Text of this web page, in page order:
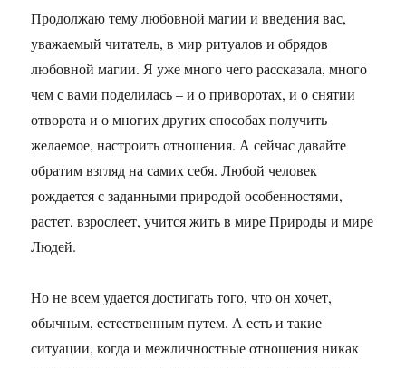
Продолжаю тему любовной магии и введения вас,
уважаемый читатель, в мир ритуалов и обрядов
любовной магии. Я уже много чего рассказала, много
чем с вами поделилась – и о приворотах, и о снятии
отворота и о многих других способах получить
желаемое, настроить отношения. А сейчас давайте
обратим взгляд на самих себя. Любой человек
рождается с заданными природой особенностями,
растет, взрослеет, учится жить в мире Природы и мире
Людей.
Но не всем удается достигать того, что он хочет,
обычным, естественным путем. А есть и такие
ситуации, когда и межличностные отношения никак